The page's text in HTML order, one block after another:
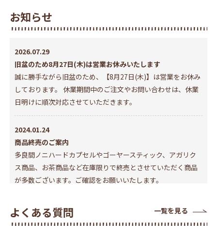
お知らせ
2026.07.29
旧盆のため8月27日(木)は営業お休みいたします
誠に勝手ながら旧盆のため、【8月27日(木)】は営業をお休み
しております。 休業期間中のご注文やお問い合わせは、休業
日明けに順次対応させていただきます。
2024.01.24
商品終売のご案内
多良間ノニハードカプセルやゴーヤースティック、アガリク
ス商品、お茶商品など在庫限りで終売とさせていただく商品
が多数ございます。ご確認をお願いいたします。
2023.11.13
3Dセキュア2.0導入のお知らせ
よくある質問 一覧を見る